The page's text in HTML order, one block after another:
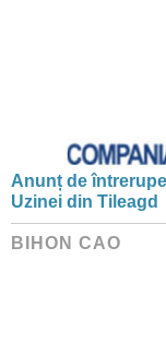
Anunț de
Uzinei din Tileagd
BIHON CAO